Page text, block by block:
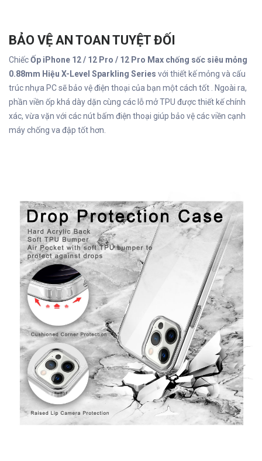
BẢO VỆ AN TOAN TUYỆT ĐỐI
ChiếcỐp iPhone 12 / 12 Pro / 12 Pro Max chống sốc siêu mỏng
0.88mm Hiệu X-Level Sparkling Series với thiết kế mỏng và cấu
trúc nhựa PC sẽ bảo vệ điện thoại của bạn một cách tốt . Ngoài ra,
phần viền ốp khá dày dặn cùng các lỗ mở TPU được thiết kế chính
xác, vừa vặn với các nút bấm điện thoại giúp bảo vệ các viền cạnh
máy chống va đập tốt hơn.